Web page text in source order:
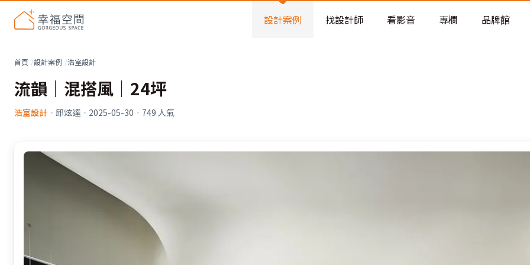
看不見的居家風險和翻新關鍵
老屋預算分配與高 CP 值煥新術
設計案例 找設計師 看影音 專欄 品牌館
首頁 設計案例 浩室設計
流韻│混搭風│24坪
浩室設計 · 邱炫達 · 2025-05-30 · 749 人氣